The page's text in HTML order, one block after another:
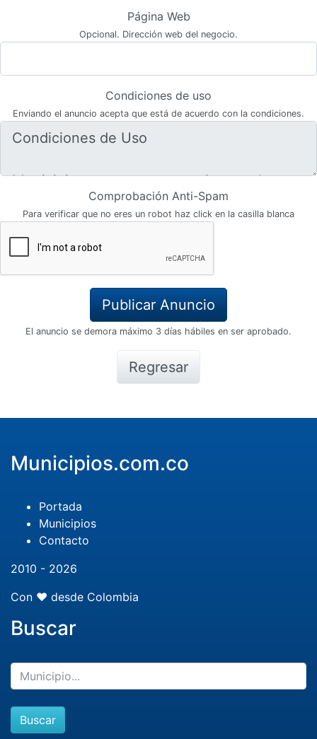
Página Web
Opcional. Dirección web del negocio.
Condiciones de uso
Enviando el anuncio acepta que está de acuerdo con la condiciones.
Comprobación Anti-Spam
Para verificar que no eres un robot haz click en la casilla blanca
El anuncio se demora máximo 3 días hábiles en ser aprobado.
Regresar
Municipios.com.co
Portada
Municipios
Contacto
2010 - 2026
Con ❤️ desde Colombia
Buscar
Buscar